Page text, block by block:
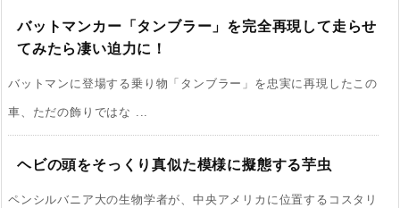
バットマンカー「タンブラー」を完全再現して走らせ
てみたら凄い迫力に！
バットマンに登場する乗り物「タンブラー」を忠実に再現したこの
車、ただの飾りではな ...
ヘビの頭をそっくり真似た模様に擬態する芋虫
ペンシルバニア大の生物学者が、中央アメリカに位置するコスタリ